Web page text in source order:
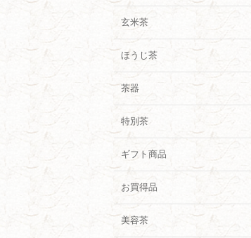
玄米茶
ほうじ茶
茶器
特別茶
ギフト商品
お買得品
美容茶